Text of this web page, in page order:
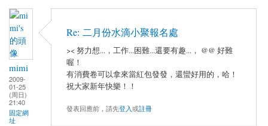
mimi
2009-
01-25
(周日)
21:40
固定網
址
Re: 二月份水滴小聚報名處
>< 努力想...，工作...困難...還要有趣...， @@ 好難
喔！
有消費卷可以拿來當紅包發發，還蠻好用的，哈！
祝大家新年快樂！！
發表回應前，請先登入或註冊